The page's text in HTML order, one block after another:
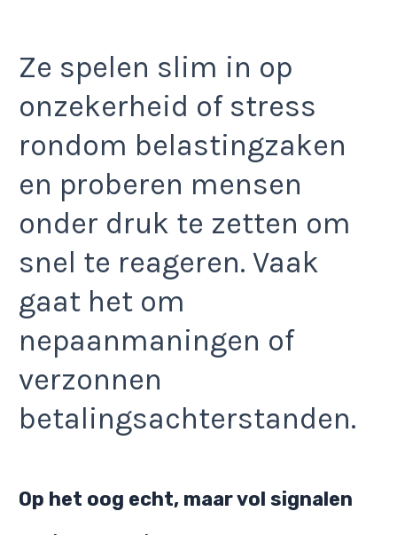
Ze spelen slim in op
onzekerheid of stress
rondom belastingzaken
en proberen mensen
onder druk te zetten om
snel te reageren. Vaak
gaat het om
nepaanmaningen of
verzonnen
betalingsachterstanden.
Op het oog echt, maar vol signalen